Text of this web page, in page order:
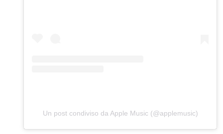
Un post condiviso da Apple Music (@applemusic)